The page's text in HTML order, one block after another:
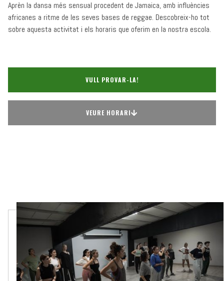
Aprèn la dansa més sensual procedent de Jamaica, amb influències
africanes a ritme de les seves bases de reggae. Descobreix-ho tot
sobre aquesta activitat i els horaris que oferim en la nostra escola.
VULL PROVAR-LA!
VEURE HORARI